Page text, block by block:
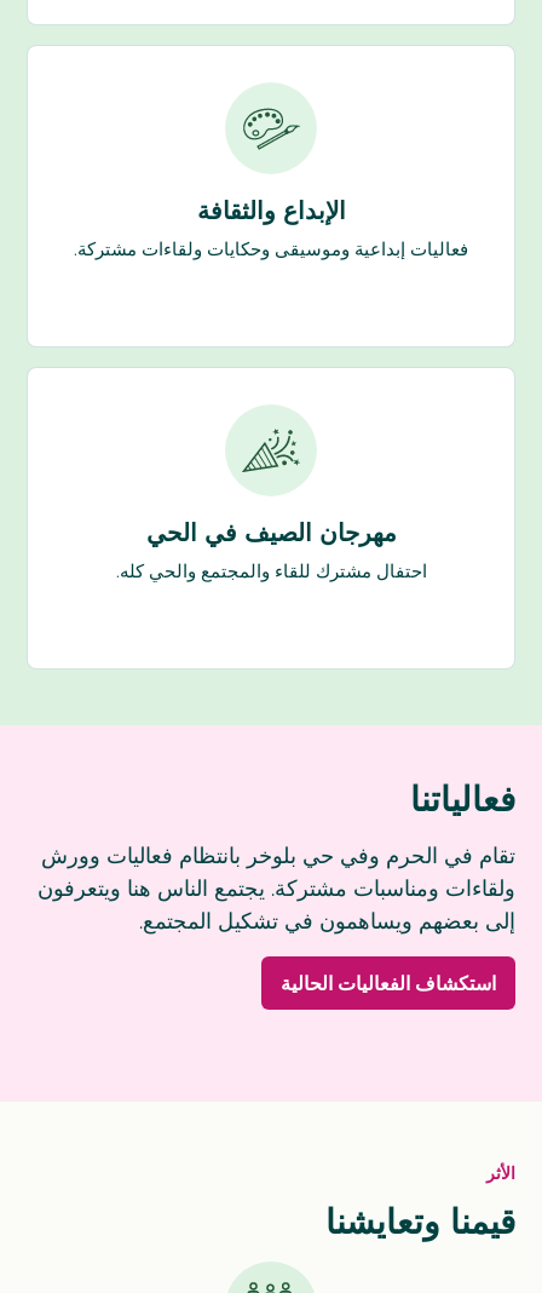
الإبداع والثقافة
فعاليات إبداعية وموسيقى وحكايات ولقاءات مشتركة.
مهرجان الصيف في الحي
احتفال مشترك للقاء والمجتمع والحي كله.
فعالياتنا
تقام في الحرم وفي حي بلوخر بانتظام فعاليات وورش
ولقاءات ومناسبات مشتركة. يجتمع الناس هنا ويتعرفون
إلى بعضهم ويساهمون في تشكيل المجتمع.
استكشاف الفعاليات الحالية
الأثر
قيمنا وتعايشنا